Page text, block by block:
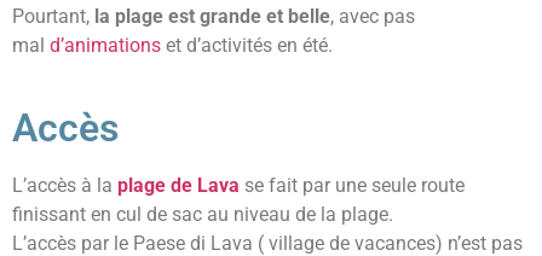
Pourtant, la plage est grande et belle, avec pas
mal d’animations et d’activités en été.
Accès
L’accès à la plage de Lava se fait par une seule route
finissant en cul de sac au niveau de la plage.
L’accès par le Paese di Lava ( village de vacances) n’est pas